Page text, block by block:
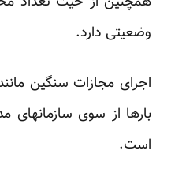
وضعیتی دارد.
اجرای مجازات سنگین
بار‌ها از سوی
است.